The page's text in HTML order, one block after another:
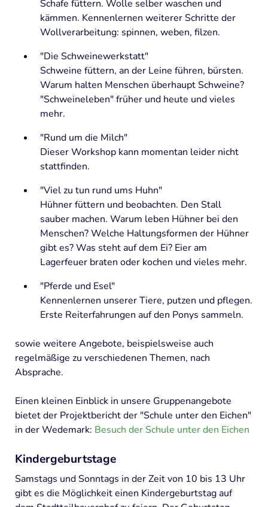
Familienangebote
Termine
TIERE
Ponys
Schafe
Kaninchen
Hühner
GARTEN, KOCHEN, HANDWERK
Kochen
Käse
Wolle
Altes Handwerk
Permakulturgarten
Sanierung des Stadtteilbauernhofs
ARCHIV
Schafe füttern. Wolle selber waschen und
kämmen. Kennenlernen weiterer Schritte der
Wollverarbeitung: spinnen, weben, filzen.
"Die Schweinewerkstatt"
Schweine füttern, an der Leine führen, bürsten.
Warum halten Menschen überhaupt Schweine?
"Schweineleben" früher und heute und vieles
mehr.
"Rund um die Milch"
Dieser Workshop kann momentan leider nicht
stattfinden.
"Viel zu tun rund ums Huhn"
Hühner füttern und beobachten. Den Stall
sauber machen. Warum leben Hühner bei den
Menschen? Welche Haltungsformen der Hühner
gibt es? Was steht auf dem Ei? Eier am
Lagerfeuer braten oder kochen und vieles mehr.
"Pferde und Esel"
Kennenlernen unserer Tiere, putzen und pflegen.
Erste Reiterfahrungen auf den Ponys sammeln.
sowie weitere Angebote, beispielsweise auch
regelmäßige zu verschiedenen Themen, nach
Absprache.
Einen kleinen Einblick in unsere Gruppenangebote
bietet der Projektbericht der "Schule unter den Eichen"
in der Wedemark: Besuch der Schule unter den Eichen
Kindergeburtstage
Samstags und Sonntags in der Zeit von 10 bis 13 Uhr
gibt es die Möglichkeit einen Kindergeburtstag auf